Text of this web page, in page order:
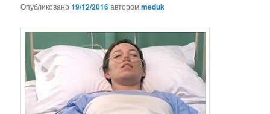
Опубликовано19/12/2016авторомmeduk